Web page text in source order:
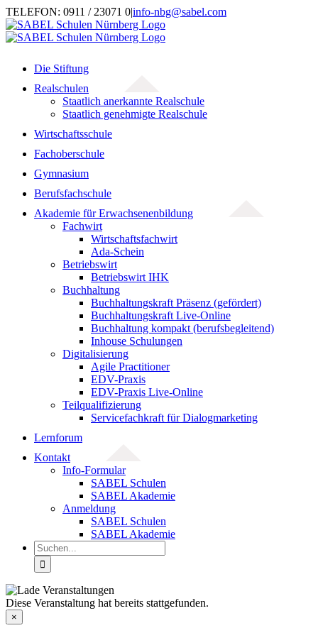
Zum
Inhalt
springen
TELEFON: 0911 / 23071 0|info-nbg@sabel.com
Die Stiftung
Realschulen
Staatlich anerkannte Realschule
Staatlich genehmigte Realschule
Wirtschaftsschule
Fachoberschule
Gymnasium
Berufsfachschule
Akademie für Erwachsenenbildung
Fachwirt
Wirtschaftsfachwirt
Ada-Schein
Betriebswirt
Betriebswirt IHK
Buchhaltung
Buchhaltungskraft Präsenz (gefördert)
Buchhaltungskraft Live-Online
Buchhaltung kompakt (berufsbegleitend)
Inhouse Schulungen
Digitalisierung
Agile Practitioner
EDV-Praxis
EDV-Praxis Live-Online
Teilqualifizierung
Servicefachkraft für Dialogmarketing
Lernforum
Kontakt
Info-Formular
SABEL Schulen
SABEL Akademie
Anmeldung
SABEL Schulen
SABEL Akademie
Suche
nach:
Diese Veranstaltung hat bereits stattgefunden.
×